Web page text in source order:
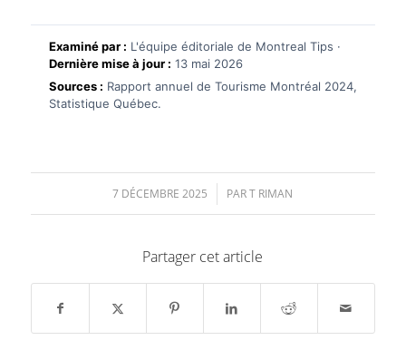
Examiné par : L'équipe éditoriale de Montreal Tips ·
Dernière mise à jour : 13 mai 2026
Sources : Rapport annuel de Tourisme Montréal 2024,
Statistique Québec.
7 DÉCEMBRE 2025
/ PART RIMAN
Partager cet article